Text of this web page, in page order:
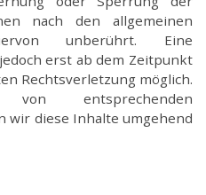
nach den allgemeinen
unberührt. Eine
erst ab dem Zeitpunkt
Rechtsverletzung möglich.
entsprechenden
wir diese Inhalte umgehend